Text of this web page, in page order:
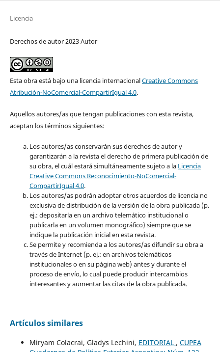
Licencia
Derechos de autor 2023 Autor
Esta obra está bajo una licencia internacionalCreative Commons
Atribución-NoComercial-CompartirIgual 4.0.
Aquellos autores/as que tengan publicaciones con esta revista,
aceptan los términos siguientes:
Los autores/as conservarán sus derechos de autor y
garantizarán a la revista el derecho de primera publicación de
su obra, el cuál estará simultáneamente sujeto a la Licencia
Creative Commons Reconocimiento-NoComercial-
CompartirIgual 4.0.
Los autores/as podrán adoptar otros acuerdos de licencia no
exclusiva de distribución de la versión de la obra publicada (p.
ej.: depositarla en un archivo telemático institucional o
publicarla en un volumen monográfico) siempre que se
indique la publicación inicial en esta revista.
Se permite y recomienda a los autores/as difundir su obra a
través de Internet (p. ej.: en archivos telemáticos
institucionales o en su página web) antes y durante el
proceso de envío, lo cual puede producir intercambios
interesantes y aumentar las citas de la obra publicada.
Artículos similares
Miryam Colacrai, Gladys Lechini, EDITORIAL , CUPEA